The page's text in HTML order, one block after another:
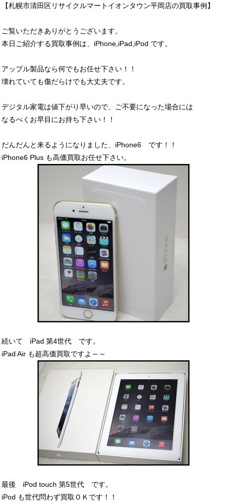
【札幌市清田区リサイクルマートイオンタウン平岡店の買取事例】
ご覧いただきありがとうございます。
本日ご紹介する買取事例は、iPhone,iPad,iPod です。
アップル製品なら何でもお任せ下さい！！
壊れていても傷だらけでも大丈夫です。
デジタル家電は値下がり早いので、ご不要になった場合には
なるべくお早目にお持ち下さい！！
だんだんと来るようになりました、iPhone6 です！！
iPhone6 Plus も高価買取お任せ下さい。
続いて iPad 第4世代 です。
iPad Air も超高価買取ですよ～～
最後 iPod touch 第5世代 です。
iPod も世代問わず買取ＯＫです！！